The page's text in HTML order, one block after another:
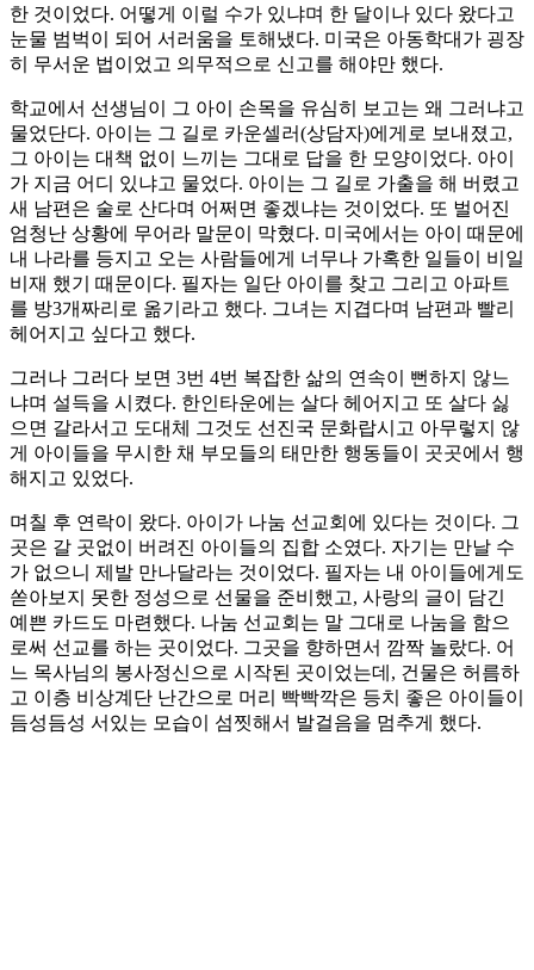
한 것이었다. 어떻게 이럴 수가 있냐며 한 달이나 있다 왔다고
눈물 범벅이 되어 서러움을 토해냈다. 미국은 아동학대가 굉장
히 무서운 법이었고 의무적으로 신고를 해야만 했다.
학교에서 선생님이 그 아이 손목을 유심히 보고는 왜 그러냐고
물었단다. 아이는 그 길로 카운셀러(상담자)에게로 보내졌고,
그 아이는 대책 없이 느끼는 그대로 답을 한 모양이었다. 아이
가 지금 어디 있냐고 물었다. 아이는 그 길로 가출을 해 버렸고
새 남편은 술로 산다며 어쩌면 좋겠냐는 것이었다. 또 벌어진
엄청난 상황에 무어라 말문이 막혔다. 미국에서는 아이 때문에
내 나라를 등지고 오는 사람들에게 너무나 가혹한 일들이 비일
비재 했기 때문이다. 필자는 일단 아이를 찾고 그리고 아파트
를 방3개짜리로 옮기라고 했다. 그녀는 지겹다며 남편과 빨리
헤어지고 싶다고 했다.
그러나 그러다 보면 3번 4번 복잡한 삶의 연속이 뻔하지 않느
냐며 설득을 시켰다. 한인타운에는 살다 헤어지고 또 살다 싫
으면 갈라서고 도대체 그것도 선진국 문화랍시고 아무렇지 않
게 아이들을 무시한 채 부모들의 태만한 행동들이 곳곳에서 행
해지고 있었다.
며칠 후 연락이 왔다. 아이가 나눔 선교회에 있다는 것이다. 그
곳은 갈 곳없이 버려진 아이들의 집합 소였다. 자기는 만날 수
가 없으니 제발 만나달라는 것이었다. 필자는 내 아이들에게도
쏟아보지 못한 정성으로 선물을 준비했고, 사랑의 글이 담긴
예쁜 카드도 마련했다. 나눔 선교회는 말 그대로 나눔을 함으
로써 선교를 하는 곳이었다. 그곳을 향하면서 깜짝 놀랐다. 어
느 목사님의 봉사정신으로 시작된 곳이었는데, 건물은 허름하
고 이층 비상계단 난간으로 머리 빡빡깍은 등치 좋은 아이들이
듬성듬성 서있는 모습이 섬찟해서 발걸음을 멈추게 했다.